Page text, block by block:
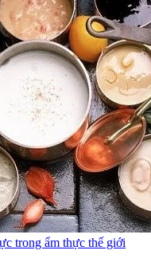
trong ẩm thực thế giới